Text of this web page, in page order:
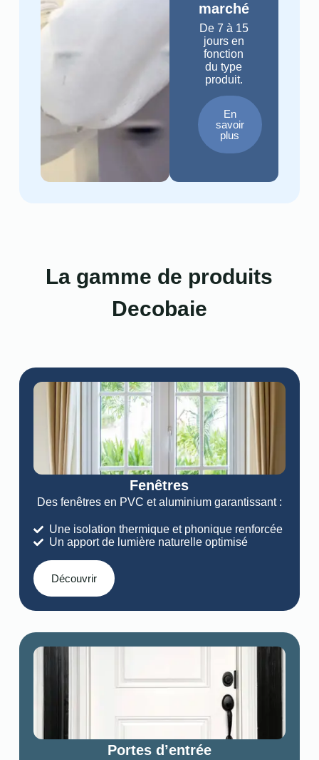
marché
De 7 à 15
jours en
fonction
du type
produit.
En
savoir
plus
La gamme de produits
Decobaie​
Fenêtres
Des fenêtres en PVC et aluminium garantissant :
Une isolation thermique et phonique renforcée
Un apport de lumière naturelle optimisé
Découvrir
Portes d’entrée